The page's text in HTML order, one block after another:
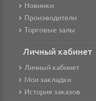
Новинки
Производители
Торговые залы
Личный кабинет
Личный кабинет
Мои закладки
История заказов